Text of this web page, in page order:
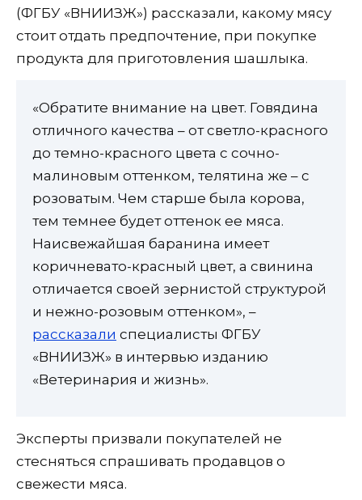
(ФГБУ «ВНИИЗЖ») рассказали, какому мясу
стоит отдать предпочтение, при покупке
продукта для приготовления шашлыка.
«Обратите внимание на цвет. Говядина
отличного качества – от светло-красного
до темно-красного цвета с сочно-
малиновым оттенком, телятина же – с
розоватым. Чем старше была корова,
тем темнее будет оттенок ее мяса.
Наисвежайшая баранина имеет
коричневато-красный цвет, а свинина
отличается своей зернистой структурой
и нежно-розовым оттенком», –
рассказали специалисты ФГБУ
«ВНИИЗЖ» в интервью изданию
«Ветеринария и жизнь».
Эксперты призвали покупателей не
стесняться спрашивать продавцов о
свежести мяса.